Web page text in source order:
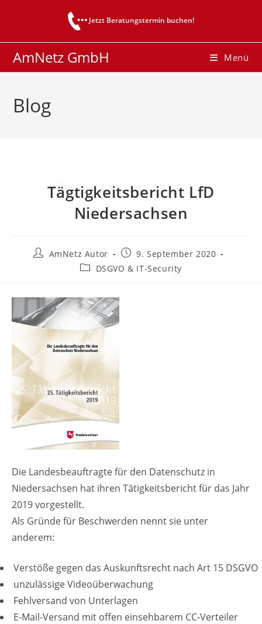
Jetzt Beratungstermin buchen!
AmNetz GmbH Menü
Blog
Tägtigkeitsbericht LfD
Niedersachsen
Beitrags-
AmNetz Autor
Beitrag
veröffentlicht:
9. September 2020
Beitrags-
DSGVO & IT-Security
Die Landesbeauftragte für den Datenschutz in
Niedersachsen hat ihren Tätigkeitsbericht für das Jahr
2019 vorgestellt.
Als Gründe für Beschwerden nennt sie unter
anderem:
Verstöße gegen das Auskunftsrecht nach Art 15 DSGVO
unzulässige Videoüberwachung
Fehlversand von Unterlagen
E-Mail-Versand mit offen einsehbarem CC-Verteiler